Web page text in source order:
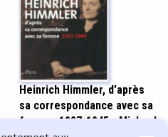
Heinrich Himmler, d’après
sa correspondance avec sa
femme, 1927-1945 - Michael